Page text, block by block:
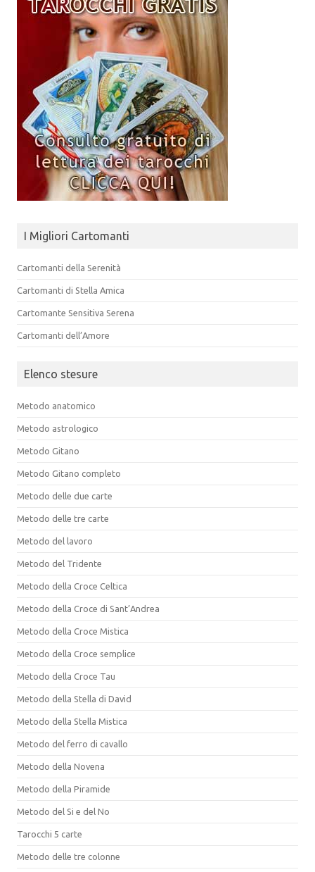
I Migliori Cartomanti
Cartomanti della Serenità
Cartomanti di Stella Amica
Cartomante Sensitiva Serena
Cartomanti dell’Amore
Elenco stesure
Metodo anatomico
Metodo astrologico
Metodo Gitano
Metodo Gitano completo
Metodo delle due carte
Metodo delle tre carte
Metodo del lavoro
Metodo del Tridente
Metodo della Croce Celtica
Metodo della Croce di Sant’Andrea
Metodo della Croce Mistica
Metodo della Croce semplice
Metodo della Croce Tau
Metodo della Stella di David
Metodo della Stella Mistica
Metodo del ferro di cavallo
Metodo della Novena
Metodo della Piramide
Metodo del Si e del No
Tarocchi 5 carte
Metodo delle tre colonne